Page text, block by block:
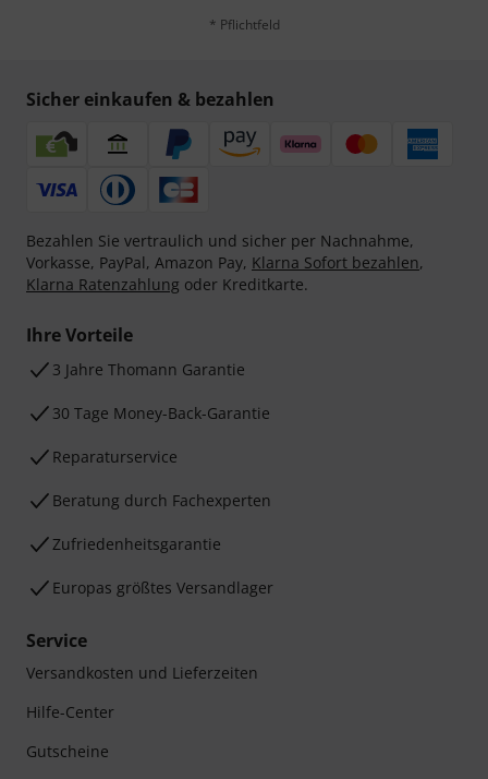
* Pflichtfeld
Sicher einkaufen & bezahlen
Bezahlen Sie vertraulich und sicher per Nachnahme,
Vorkasse, PayPal, Amazon Pay, Klarna Sofort bezahlen,
Klarna Ratenzahlung oder Kreditkarte.
Ihre Vorteile
3 Jahre Thomann Garantie
30 Tage Money-Back-Garantie
Reparaturservice
Beratung durch Fachexperten
Zufriedenheitsgarantie
Europas größtes Versandlager
Service
Versandkosten und Lieferzeiten
Hilfe-Center
Gutscheine